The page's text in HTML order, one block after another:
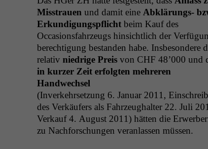
Mis­strauen und damit eine Abklärungs-
Erkundi­gungspflichtbeim Kauf des
Occa­sions­fahrzeugs hin­sichtlich der
berech­ti­gung bestanden habe. Ins­beson­dere
rel­a­tiv niedrige Preisvon CHF 48’000 und
in kurz­er Zeit erfol­gten mehreren
Handwechsel
(Inverkehrset­zung 6. Jan­u­ar 2011,
des Verkäufers als Fahrzeughal­ter 22. Juli
Verkauf 4. August 2011) hät­ten die
zu Nach­forschun­gen ver­an­lassen müssen.